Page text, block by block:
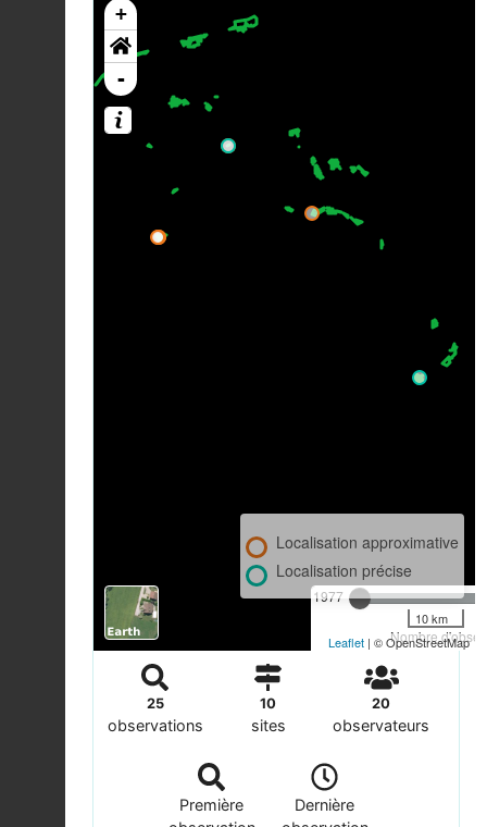
+
-
1977
Nombre
Localisation approximative
Localisation précise
10 km
Leaflet | © OpenStreetMap
25
observations
10
sites
20
observateurs
Première
Dernière